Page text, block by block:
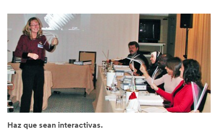
Haz que sean interactivas.